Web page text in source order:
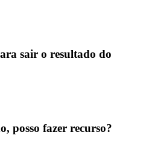
sair o resultado do
posso fazer recurso?